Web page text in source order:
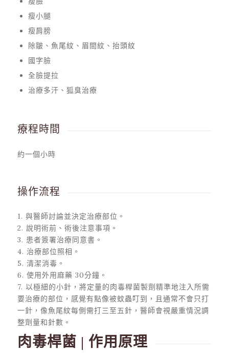
瘦小腿
瘦肩膀
除皺、魚尾紋、眉間紋、抬頭紋
國字臉
全臉提拉
治療多汗、狐臭治療
療程時間
約一個小時
操作流程
1. 與醫師討論並決定治療部位。
2. 說明術前、術後注意事項。
3. 患者簽署治療同意書。
4. 治療部位照相。
5. 清潔消毒。
6. 使用外用麻藥 30分鐘。
7. 以極細的小針，將定量的肉毒桿菌製劑精準地注入所需
要治療的部位，感覺有點像被蚊蟲叮到，且通常不會只打
一針，像魚尾紋每側需打三至五針，醫師會視嚴重情況調
整劑量和針數。
肉毒桿菌 | 作用原理